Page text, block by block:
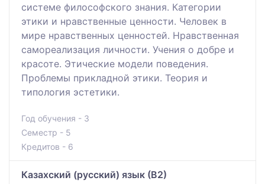
системе философского знания. Категории
этики и нравственные ценности. Человек в
мире нравственных ценностей. Нравственная
самореализация личности. Учения о добре и
красоте. Этические модели поведения.
Проблемы прикладной этики. Теория и
типология эстетики.
Год обучения - 3
Семестр - 5
Кредитов - 6
Казахский (русский) язык (В2)